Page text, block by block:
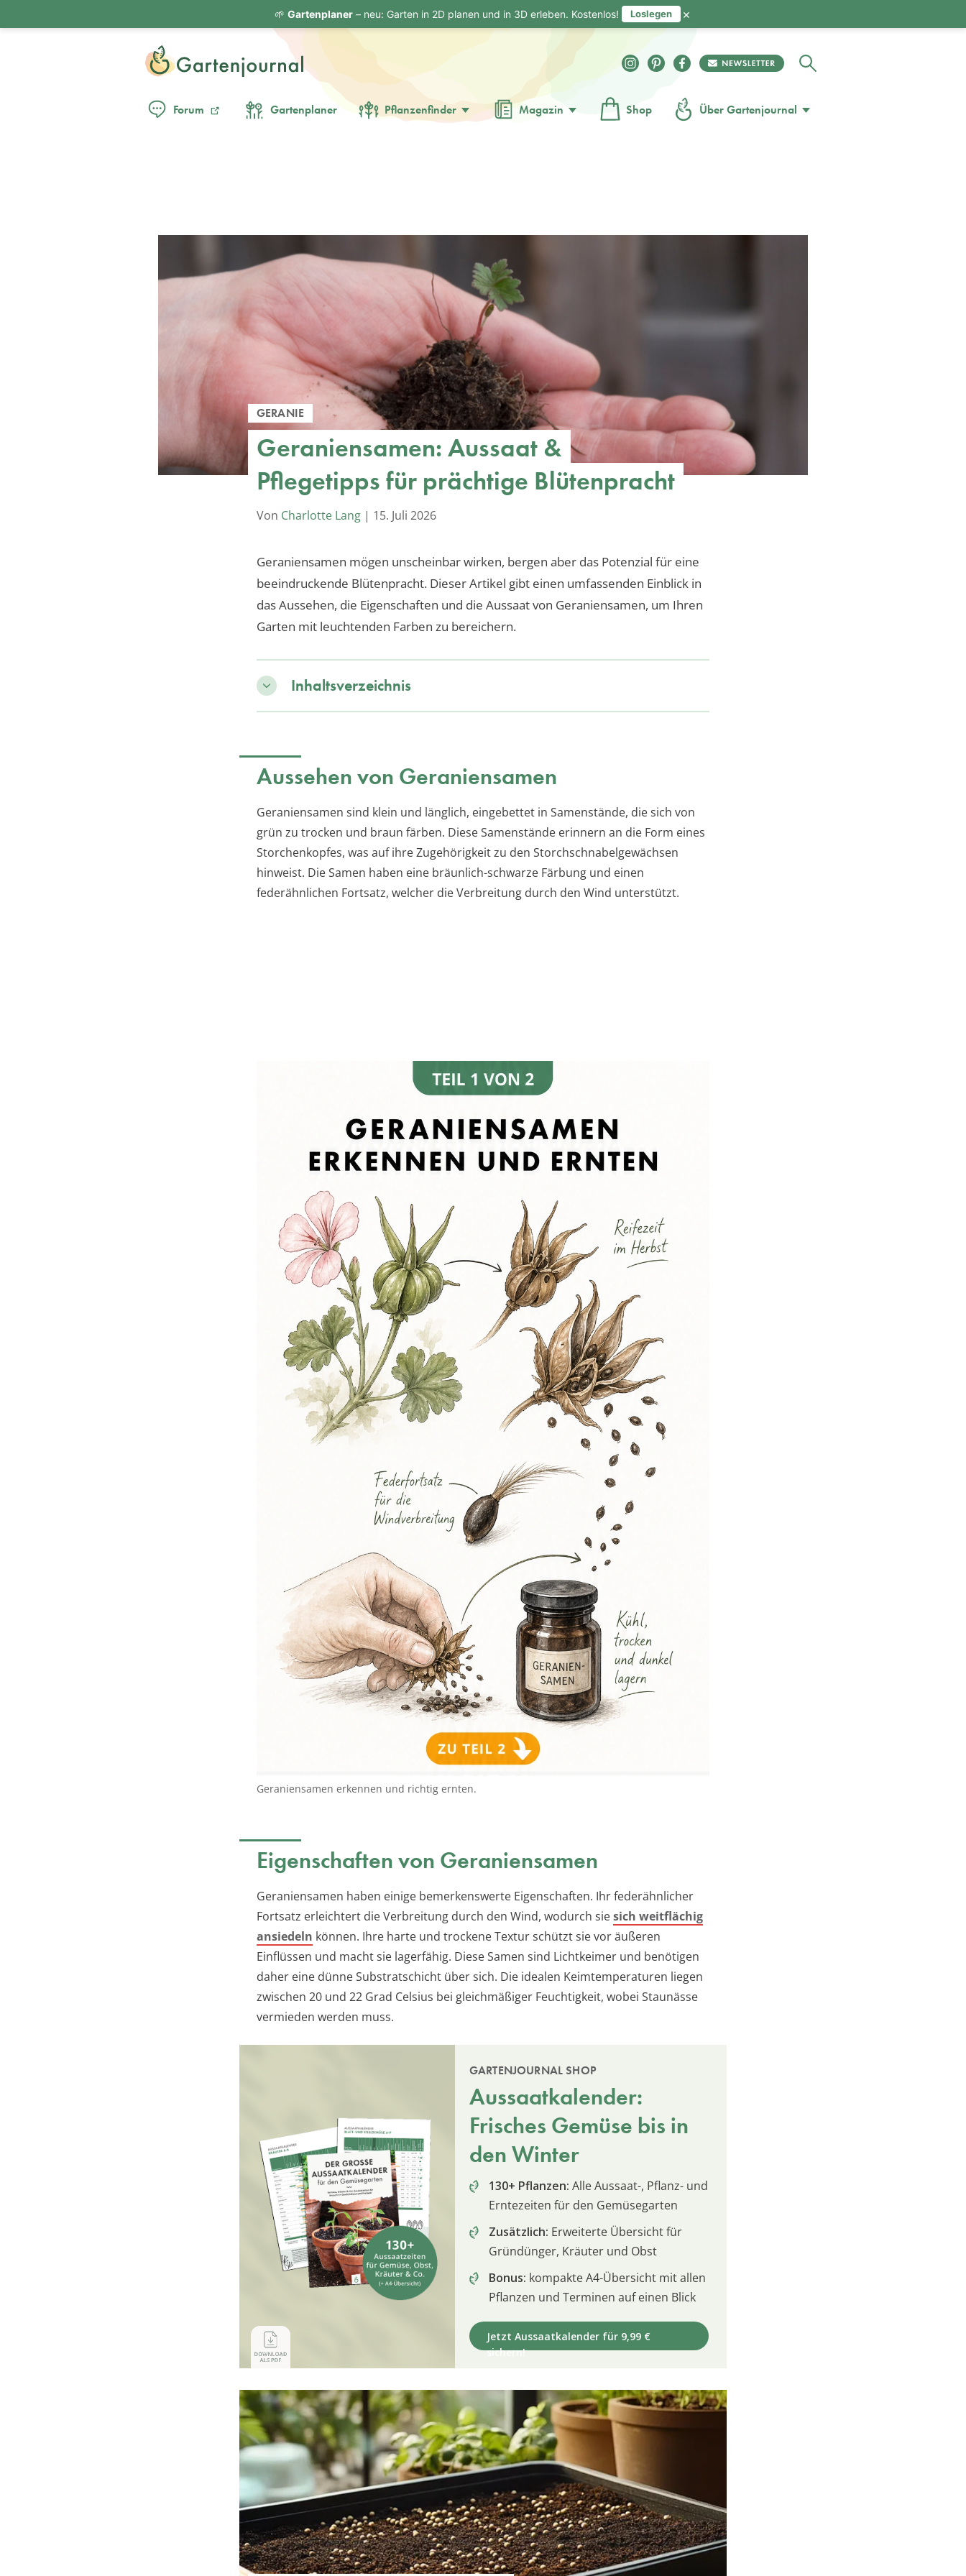
Forum Gartenplaner Pflanzenfinder Magazin Shop Über Gartenjournal
GERANIE
Geraniensamen: Aussaat &
Pflegetipps für prächtige Blütenpracht
Von Charlotte Lang | 15. Juli 2026
Geraniensamen mögen unscheinbar wirken, bergen aber das Potenzial für eine
beeindruckende Blütenpracht. Dieser Artikel gibt einen umfassenden Einblick in
das Aussehen, die Eigenschaften und die Aussaat von Geraniensamen, um Ihren
Garten mit leuchtenden Farben zu bereichern.
Inhaltsverzeichnis
Aussehen von Geraniensamen
Geraniensamen sind klein und länglich, eingebettet in Samenstände, die sich von
grün zu trocken und braun färben. Diese Samenstände erinnern an die Form eines
Storchenkopfes, was auf ihre Zugehörigkeit zu den Storchschnabelgewächsen
hinweist. Die Samen haben eine bräunlich-schwarze Färbung und einen
federähnlichen Fortsatz, welcher die Verbreitung durch den Wind unterstützt.
Geraniensamen erkennen und richtig ernten.
Eigenschaften von Geraniensamen
Geraniensamen haben einige bemerkenswerte Eigenschaften. Ihr federähnlicher
Fortsatz erleichtert die Verbreitung durch den Wind, wodurch siesich weitflächig
ansiedeln können. Ihre harte und trockene Textur schützt sie vor äußeren
Einflüssen und macht sie lagerfähig. Diese Samen sind Lichtkeimer und benötigen
daher eine dünne Substratschicht über sich. Die idealen Keimtemperaturen liegen
zwischen 20 und 22 Grad Celsius bei gleichmäßiger Feuchtigkeit, wobei Staunässe
vermieden werden muss.
GARTENJOURNAL SHOP
Aussaatkalender:
Frisches Gemüse bis in
den Winter
130+ Pflanzen: Alle Aussaat-, Pflanz- und
Erntezeiten für den Gemüsegarten
Zusätzlich: Erweiterte Übersicht für
Gründünger, Kräuter und Obst
Bonus: kompakte A4-Übersicht mit allen
Pflanzen und Terminen auf einen Blick
Jetzt Aussaatkalender für 9,99 €
sichern!
🌱 Gartenplaner– neu: Garten in 2D planen und in 3D erleben. Kostenlos! Loslegen ×